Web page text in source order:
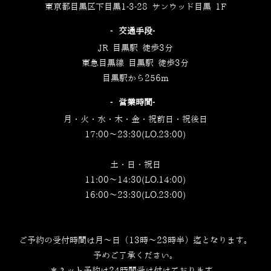
東京都目黒区下目黒1-3-28 サンウッド目黒 1F
‐交通手段‐
JR 目黒駅 徒歩3分
東急目黒線 目黒駅 徒歩3分
目黒駅から256m
‐営業時間‐
月・火・水・木・金・祝前日・祝後日
17:00～23:30(LO.23:00)
土・日・祝日
11:00～14:30(LO.14:00)
16:00～23:30(LO.23:00)
ご予約の受付時間は月～日（13時～23時半）迄となります。
予めご了承ください。